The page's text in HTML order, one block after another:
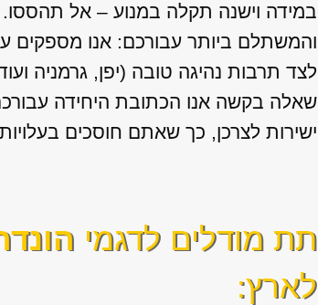
במידה וישנה תקלה במנוע – אל
והמשתלם ביותר עבורכם: אנו מספקים
לצד תרבות נהיגה טובה (יפן, גרמניה
שאלה בקשה אנו הכתובת היחידה
ישירות לצרכן, כך שאתם חוסכים
תת מודלים לדגמי
לארץ: